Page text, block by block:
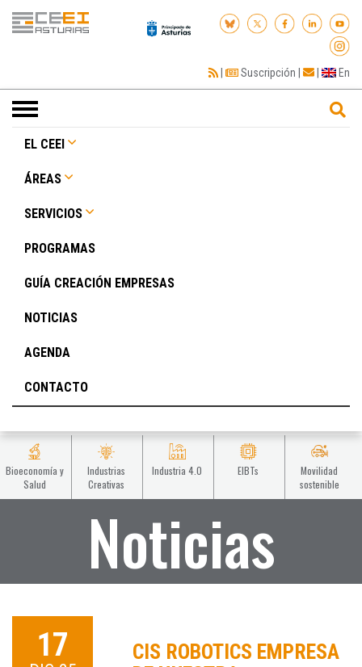
| Suscripción | | En
Toggle
navigation
EL CEEI
ÁREAS
SERVICIOS
PROGRAMAS
GUÍA CREACIÓN EMPRESAS
NOTICIAS
AGENDA
CONTACTO
Bioeconomía y
Salud
Industrias
Creativas
Industria 4.0 EIBTs
Movilidad
sostenible
Noticias
17
CIS ROBOTICS EMPRESA